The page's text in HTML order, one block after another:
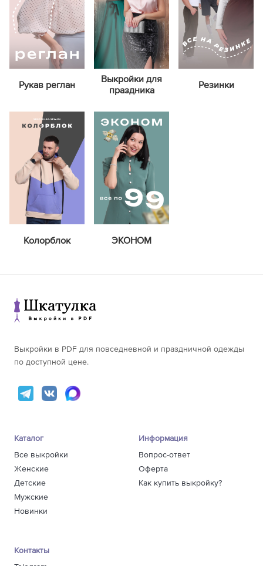
Рукав реглан
Выкройки для
праздника
Резинки
Колорблок ЭКОНОМ
Выкройки в PDF для повседневной и праздничной одежды
по доступной цене.
Каталог
Все выкройки
Женские
Детские
Мужские
Новинки
Информация
Вопрос-ответ
Оферта
Как купить выкройку?
Контакты